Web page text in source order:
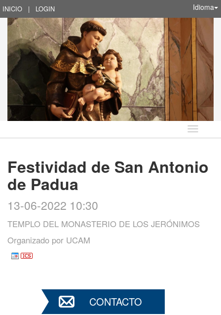
INICIO | LOGIN Idioma
Idioma
Festividad de San Antonio
de Padua
13-06-2022 10:30
TEMPLO DEL MONASTERIO DE LOS JERÓNIMOS
Organizado por UCAM
CONTACTO